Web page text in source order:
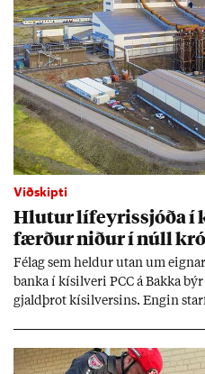
Viðskipti
Hlut­ur líf­eyr­is­sjóða í
færð­ur nið­ur í núll
Fé­lag sem held­ur ut­an um
banka í kís­il­veri PCC á Bakka
gjald­þrot kís­il­vers­ins. Eng­in